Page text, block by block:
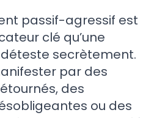
passif-agressif est
clé qu’une
secrètement.
par des
des
ou des